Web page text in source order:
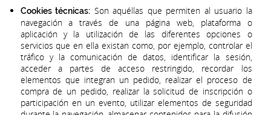
Cookies técnicas: Son aquéllas que permiten al usuario la
navegación a través de una página web, plataforma o
aplicación y la utilización de las diferentes opciones o
servicios que en ella existan como, por ejemplo, controlar el
tráfico y la comunicación de datos, identificar la sesión,
acceder a partes de acceso restringido, recordar los
elementos que integran un pedido, realizar el proceso de
compra de un pedido, realizar la solicitud de inscripción o
participación en un evento, utilizar elementos de seguridad